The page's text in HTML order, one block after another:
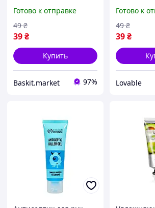
Готово к отправке
39₴
49 ₴
Купить
Baskit.market 97%
Intense
50 мл
спиртовой
Готово к
39₴
49 ₴
Lovable